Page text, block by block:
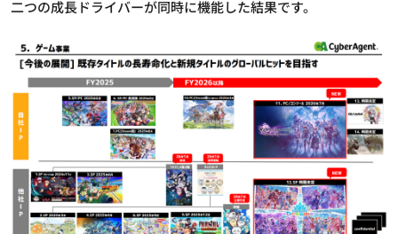
二つの成長ドライバーが同時に機能した結果です。